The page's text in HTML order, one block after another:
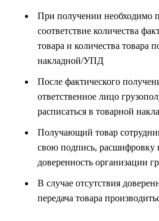
При получении необходимо
соответствие количества
товара и количества товара
накладной/УПД
После фактического
ответственное лицо
расписаться в товарной
Получающий товар
свою подпись, расшифровку
доверенность организации
В случае отсутствия
передача товара